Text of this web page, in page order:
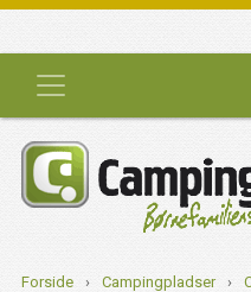
Forside › Campingpladser ›